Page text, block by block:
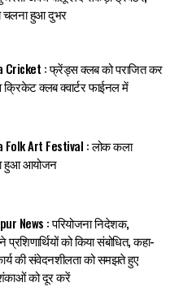
चलना हुआ दुभर
Cricket : फ्रेंड्स क्लब को पराजित कर
क्लब क्वार्टर फाईनल में
Folk Art Festival : लोक कला
हुआ आयोजन
News : परियोजना निदेशक,
को किया संबोधित, कहा-
की संवेदनशीलता को समझते हुए
को दूर करें